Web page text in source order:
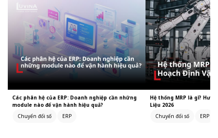
Các phân hệ của ERP: Doanh nghiệp cần những
module nào để vận hành hiệu quả?
Chuyển đổi số
ERP
Hệ thống MRP là gì?
Liệu 2026
Chuyển đổi số
ERP